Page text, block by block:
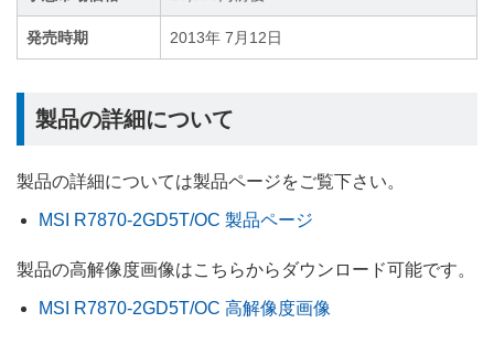
発売時期 2013年 7月12日
製品の詳細について
製品の詳細については製品ページをご覧下さい。
MSI R7870-2GD5T/OC 製品ページ
製品の高解像度画像はこちらからダウンロード可能です。
MSI R7870-2GD5T/OC 高解像度画像